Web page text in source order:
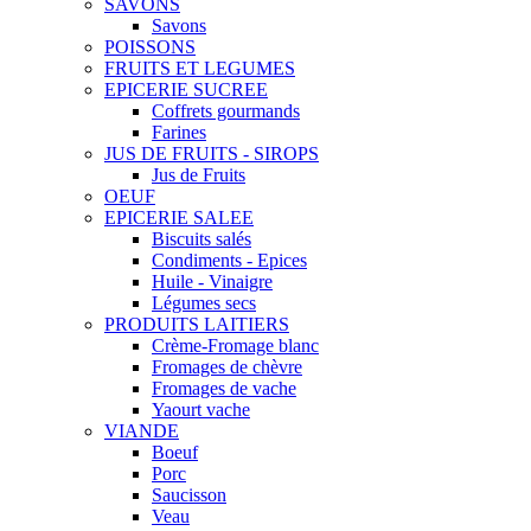
SAVONS
Savons
POISSONS
FRUITS ET LEGUMES
EPICERIE SUCREE
Coffrets gourmands
Farines
JUS DE FRUITS - SIROPS
Jus de Fruits
OEUF
EPICERIE SALEE
Biscuits salés
Condiments - Epices
Huile - Vinaigre
Légumes secs
PRODUITS LAITIERS
Crème-Fromage blanc
Fromages de chèvre
Fromages de vache
Yaourt vache
VIANDE
Boeuf
Porc
Saucisson
Veau